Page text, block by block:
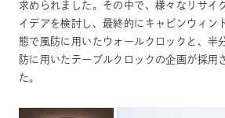
求められました。その中で、様々なリサイ
イデアを検討し、最終的にキャビンウィン
態で風防に用いたウォールクロックと、半
防に用いたテーブルクロックの企画が採用
た。